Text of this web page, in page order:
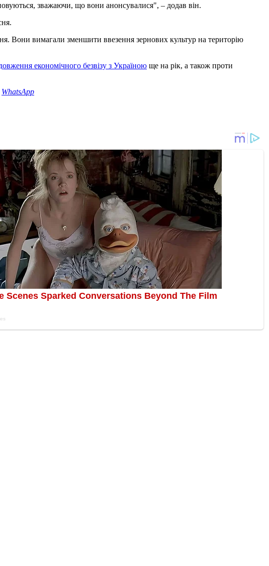
зважаючи, що вони анонсувалися", – додав він.
Вони вимагали зменшити ввезення зернових культур на територію
економічного безвізу з Україною ще на рік, а також проти
WhatsApp